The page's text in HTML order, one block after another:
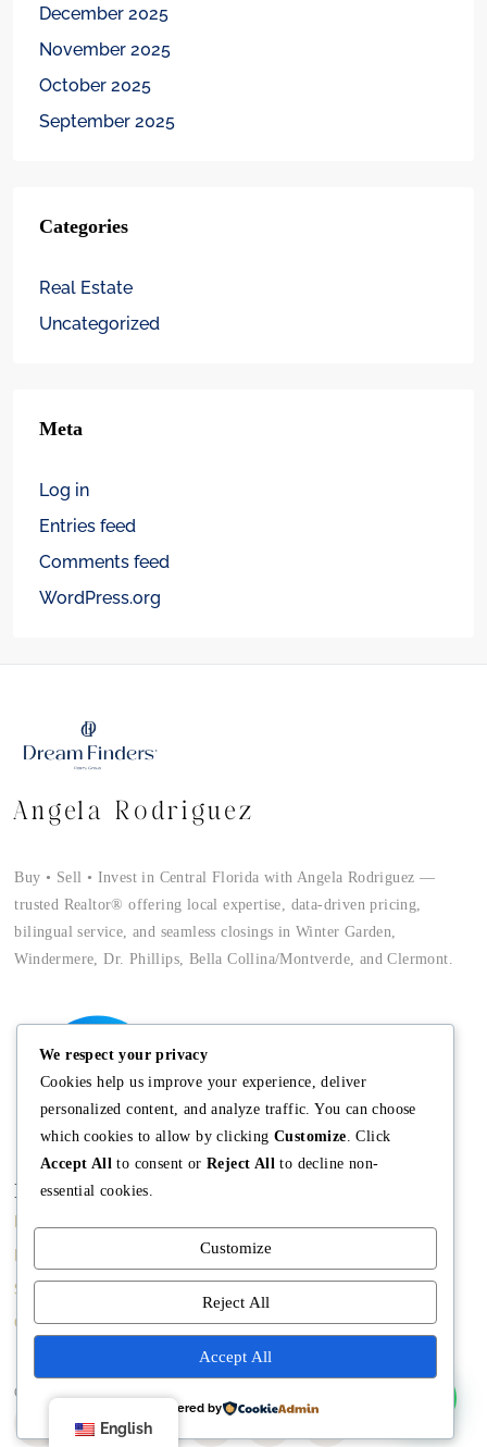
December 2025
November 2025
October 2025
September 2025
Categories
Real Estate
Uncategorized
Meta
Log in
Entries feed
Comments feed
WordPress.org
Angela Rodriguez
Buy • Sell • Invest in Central Florida with Angela Rodriguez —
trusted Realtor® offering local expertise, data-driven pricing,
bilingual service, and seamless closings in Winter Garden,
Windermere, Dr. Phillips, Bella Collina/Montverde, and Clermont.
Main
Sell A Home
Contact us
Conditions
Property Managment
Real Estate Blog
Meet The Team
Copyright © Angela Rodriguez | Realtor Expert
English
We respect your privacy
Cookies help us improve your experience, deliver
personalized content, and analyze traffic. You can choose
which cookies to allow by clicking Customize . Click
Accept All to consent or Reject All to decline non-
essential cookies.
Customize
Reject All
Accept All
Powered by